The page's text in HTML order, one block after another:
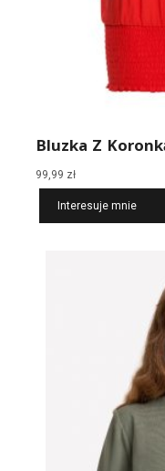
Bluzka Z
99,99 zł
Interesuje mnie